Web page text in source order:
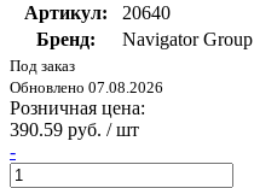
Артикул:
20640
Бренд:
Navigator Group
Под заказ
Обновлено 07.08.2026
Розничная цена:
390.59 руб. / шт
-